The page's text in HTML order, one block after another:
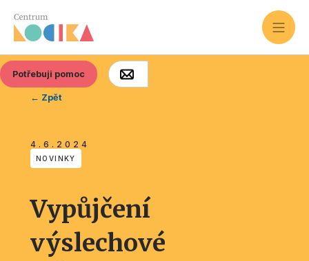
Potřebuji pomoc
← Zpět
4.6.2024
NOVINKY
Vypůjčení
výslechové